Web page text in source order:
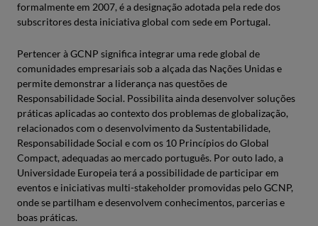
formalmente em 2007, é a designação adotada pela rede dos
subscritores desta iniciativa global com sede em Portugal.
Pertencer à GCNP significa integrar uma rede global de
comunidades empresariais sob a alçada das Nações Unidas e
permite demonstrar a liderança nas questões de
Responsabilidade Social. Possibilita ainda desenvolver soluções
práticas aplicadas ao contexto dos problemas de globalização,
relacionados com o desenvolvimento da Sustentabilidade,
Responsabilidade Social e com os 10 Princípios do Global
Compact, adequadas ao mercado português. Por outo lado, a
Universidade Europeia terá a possibilidade de participar em
eventos e iniciativas multi-stakeholder promovidas pelo GCNP,
onde se partilham e desenvolvem conhecimentos, parcerias e
boas práticas.